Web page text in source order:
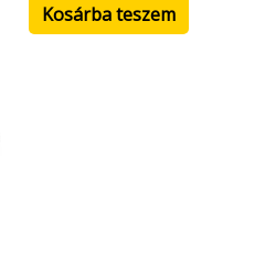
Kosárba teszem